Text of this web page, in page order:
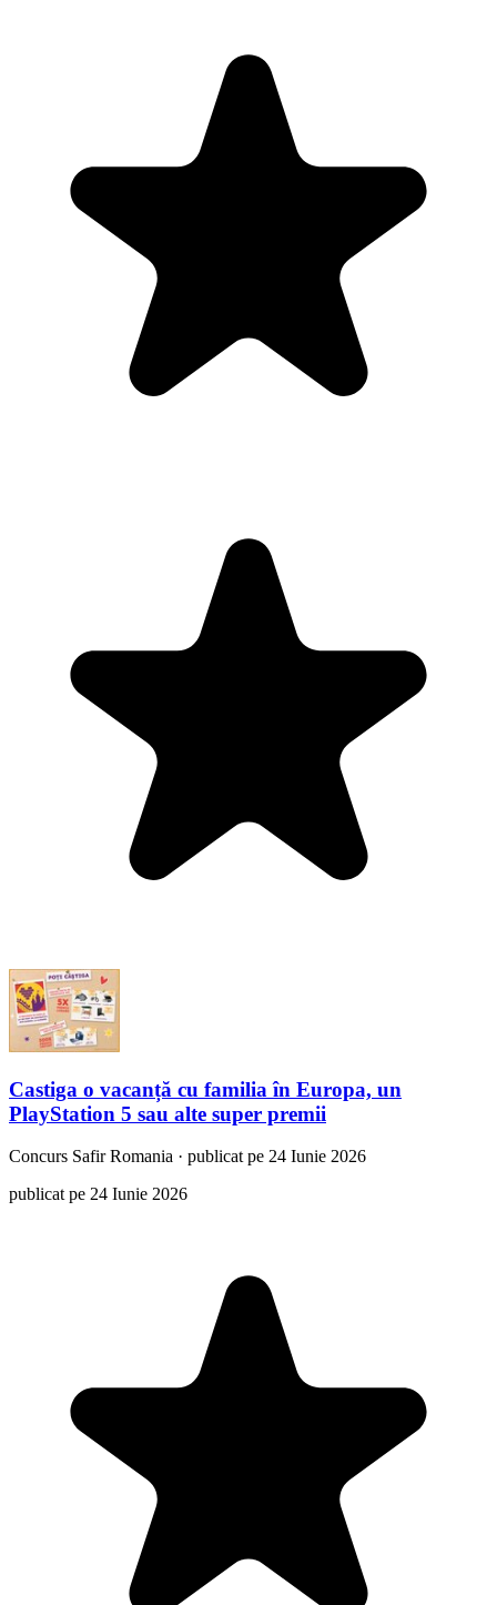
Castiga o vacanță cu familia în Europa, un
PlayStation 5 sau alte super premii
Concurs Safir Romania · publicat pe 24 Iunie 2026
publicat pe 24 Iunie 2026